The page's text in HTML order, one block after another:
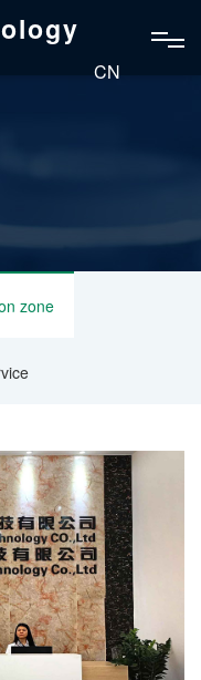
CN
zone